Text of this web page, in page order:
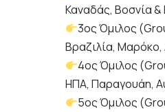
Καναδάς, Βοσνία &
3ος Όμιλος
Βραζιλία, Μαρόκο,
4ος Όμιλος
ΗΠΑ, Παραγουάη,
5ος Όμιλος